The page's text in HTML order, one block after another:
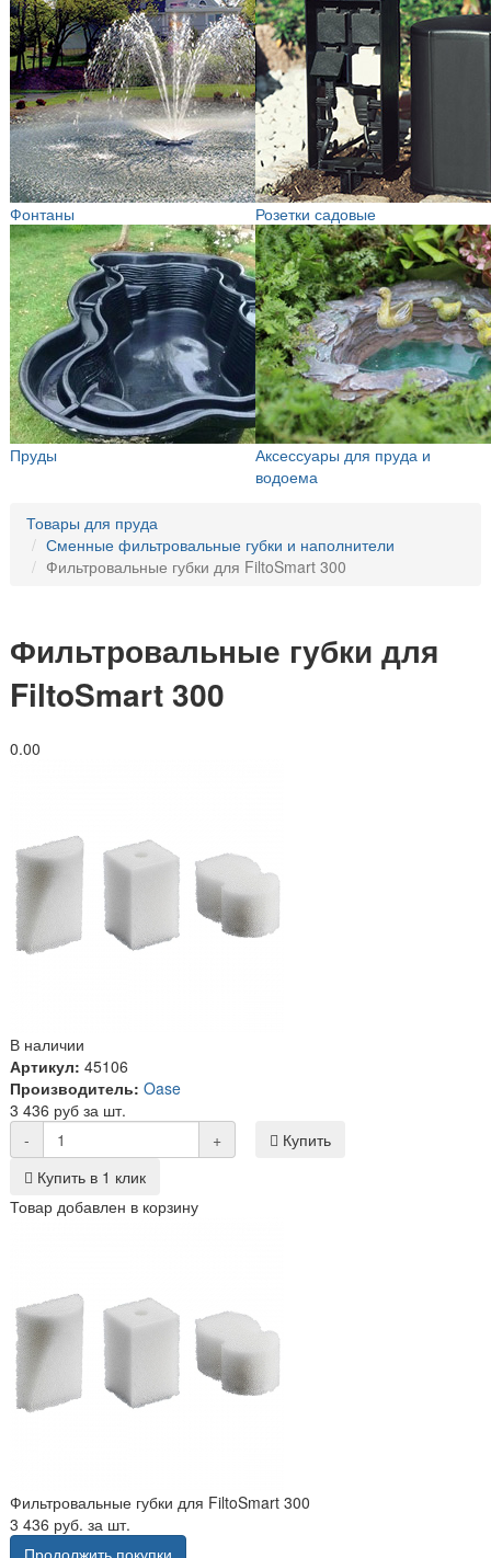
Фонтаны Розетки садовые
Пруды
Аксессуары для пруда и
водоема
Товары для пруда
Сменные фильтровальные губки и наполнители
Фильтровальные губки для FiltoSmart 300
Фильтровальные губки для
FiltoSmart 300
0.00
В наличии
Артикул: 45106
Производитель: Oase
3 436 руб за шт.
-
+
Купить
Купить в 1 клик
Товар добавлен в корзину
Фильтровальные губки для FiltoSmart 300
3 436 руб. за шт.
Продолжить покупки